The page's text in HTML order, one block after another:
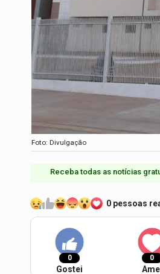
Foto: Divulgação
Receba todas as notícias
0 pessoas
0
Gostei
0